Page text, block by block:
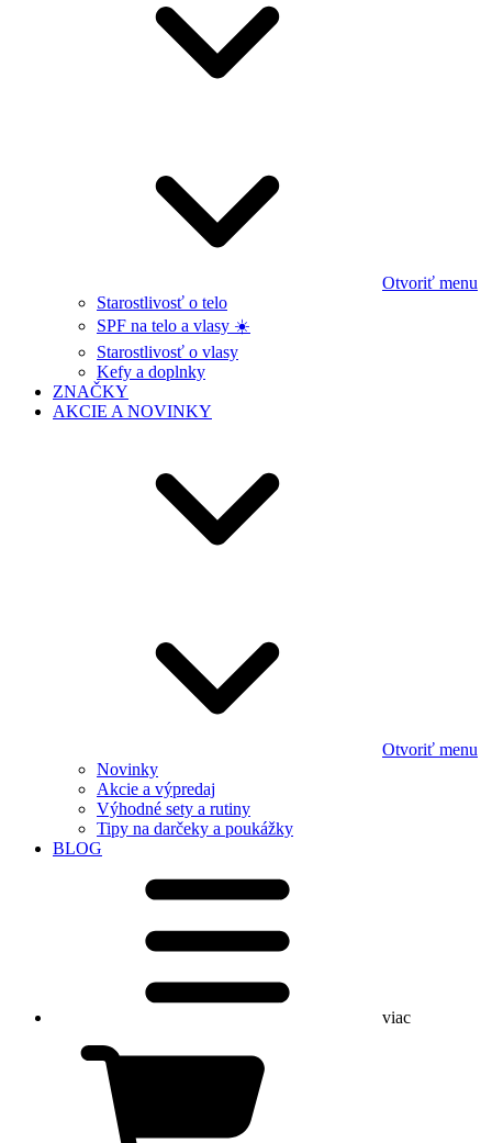
Otvoriť menu
Starostlivosť o telo
SPF na telo a vlasy ☀️
Starostlivosť o vlasy
Kefy a doplnky
ZNAČKY
AKCIE A NOVINKY
Otvoriť menu
Novinky
Akcie a výpredaj
Výhodné sety a rutiny
Tipy na darčeky a poukážky
BLOG
viac